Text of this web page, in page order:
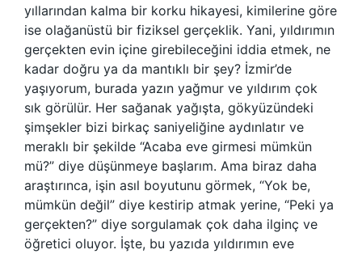
yıllarından kalma bir korku hikayesi, kimilerine göre
ise olağanüstü bir fiziksel gerçeklik. Yani, yıldırımın
gerçekten evin içine girebileceğini iddia etmek, ne
kadar doğru ya da mantıklı bir şey? İzmir’de
yaşıyorum, burada yazın yağmur ve yıldırım çok
sık görülür. Her sağanak yağışta, gökyüzündeki
şimşekler bizi birkaç saniyeliğine aydınlatır ve
meraklı bir şekilde “Acaba eve girmesi mümkün
mü?” diye düşünmeye başlarım. Ama biraz daha
araştırınca, işin asıl boyutunu görmek, “Yok be,
mümkün değil” diye kestirip atmak yerine, “Peki ya
gerçekten?” diye sorgulamak çok daha ilginç ve
öğretici oluyor. İşte, bu yazıda yıldırımın eve